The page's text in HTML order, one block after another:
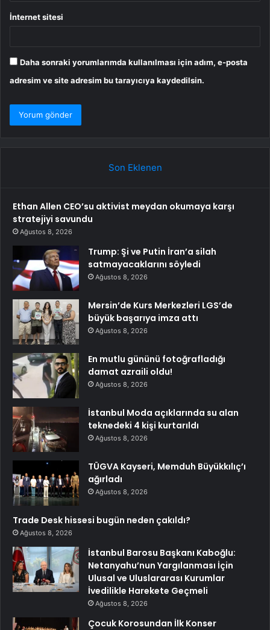
İnternet sitesi
Daha sonraki yorumlarımda kullanılması için adım, e-posta
adresim ve site adresim bu tarayıcıya kaydedilsin.
Son Eklenen
Ethan Allen CEO’su aktivist meydan okumaya karşı
stratejiyi savundu
Ağustos 8, 2026
Trump: Şi ve Putin İran’a silah
satmayacaklarını söyledi
Ağustos 8, 2026
Mersin’de Kurs Merkezleri LGS’de
büyük başarıya imza attı
Ağustos 8, 2026
En mutlu gününü fotoğrafladığı
damat azraili oldu!
Ağustos 8, 2026
İstanbul Moda açıklarında su alan
teknedeki 4 kişi kurtarıldı
Ağustos 8, 2026
TÜGVA Kayseri, Memduh Büyükkılıç’ı
ağırladı
Ağustos 8, 2026
Trade Desk hissesi bugün neden çakıldı?
Ağustos 8, 2026
İstanbul Barosu Başkanı Kaboğlu:
Netanyahu’nun Yargılanması İçin
Ulusal ve Uluslararası Kurumlar
İvedilikle Harekete Geçmeli
Ağustos 8, 2026
Çocuk Korosundan İlk Konser